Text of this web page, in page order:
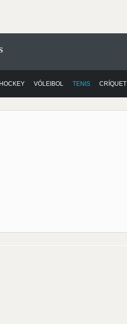
HOCKEY VÓLEIBOL TENIS CRÍQUET